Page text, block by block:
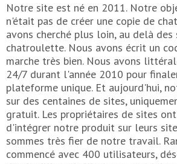
Notre site est né en 2011. Notre
n'était pas de créer une copie de
avons cherché plus loin, au delà des
chatroulette. Nous avons écrit un
marche très bien. Nous avons
24/7 durant l'année 2010 pour
plateforme unique. Et aujourd'hui,
sur des centaines de sites,
gratuit. Les propriétaires de sites
d'intégrer notre produit sur leurs
sommes très fier de notre travail.
commencé avec 400 utilisateurs,